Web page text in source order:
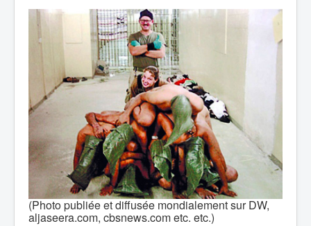
(Photo publiée et diffusée mondialement sur DW,
aljaseera.com, cbsnews.com etc. etc.)